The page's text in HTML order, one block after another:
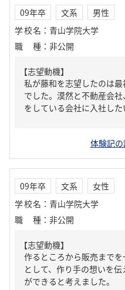
09年卒 文系
男性
学校名 ： 青山学院大学
職種 ： 非公開
【志望動機】
私が藤和を志望したのは
でした。漠然と不動産会
をしている会社に入社し
体験記
09年卒 文系
女性
学校名 ： 青山学院大学
職種 ： 非公開
【志望動機】
作るところから販売まで
として、作り手の想いを
ができると考えました。